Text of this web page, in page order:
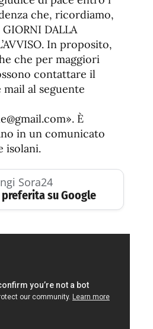
che, ricordiamo,
DALLA
In proposito,
che per maggiori
contattare il
al seguente
È
in un comunicato
isolani.
Sora24
preferita su Google